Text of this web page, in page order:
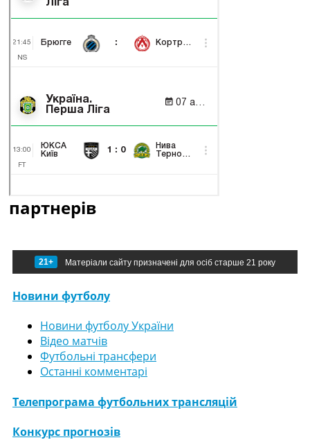
партнерів
21+ Матеріали сайту призначені для осіб старше 21 року
Новини футболу
Новини футболу України
Відео матчів
Футбольні трансфери
Останні комментарі
Телепрограма футбольних трансляцій
Конкурс прогнозів